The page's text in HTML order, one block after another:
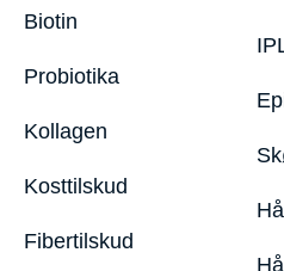
Biotin
Probiotika
Kollagen
Kosttilskud
Fibertilskud